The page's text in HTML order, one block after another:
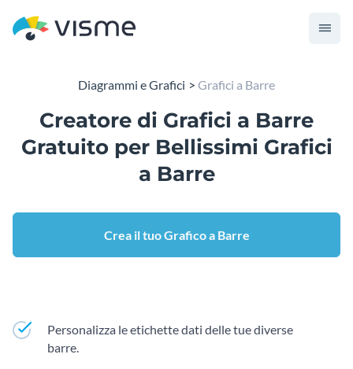
Diagrammi e Grafici Grafici a Barre
Creatore di Grafici a Barre
Gratuito per Bellissimi Grafici
a Barre
Crea il tuo Grafico a Barre
Personalizza le etichette dati delle tue diverse
barre.